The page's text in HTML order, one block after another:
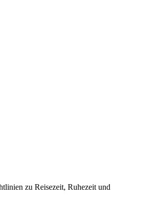
zu Reisezeit, Ruhezeit und